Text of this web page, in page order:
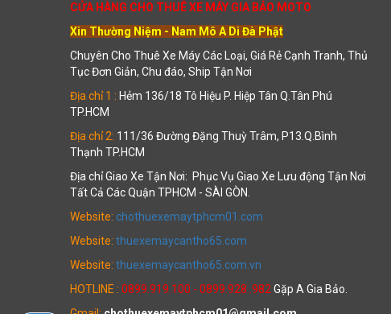
CỬA HÀNG CHO THUÊ XE MÁY GIA BẢO MOTO
Xin Thường Niệm - Nam Mô A Di Đà Phật
Chuyên Cho Thuê Xe Máy Các Loại, Giá Rẻ Cạnh Tranh, Thủ
Tục Đơn Giản, Chu đáo, Ship Tận Nơi
Địa chỉ 1 : Hẻm 136/18 Tô Hiệu P. Hiệp Tân Q.Tân Phú
TP.HCM
Địa chỉ 2: 111/36 Đường Đặng Thuỳ Trâm, P13.Q.Bình
Thạnh TP.HCM
Địa chỉ Giao Xe Tận Nơi: Phục Vụ Giao Xe Lưu động Tận Nơi
Tất Cả Các Quận TPHCM - SÀI GÒN.
Website: chothuexemaytphcm01.com
Website: thuexemaycantho65.com
Website: thuexemaycantho65.com.vn
HOTLINE : 0899.919.100 - 0899.928 .982 Gặp A Gia Bảo.